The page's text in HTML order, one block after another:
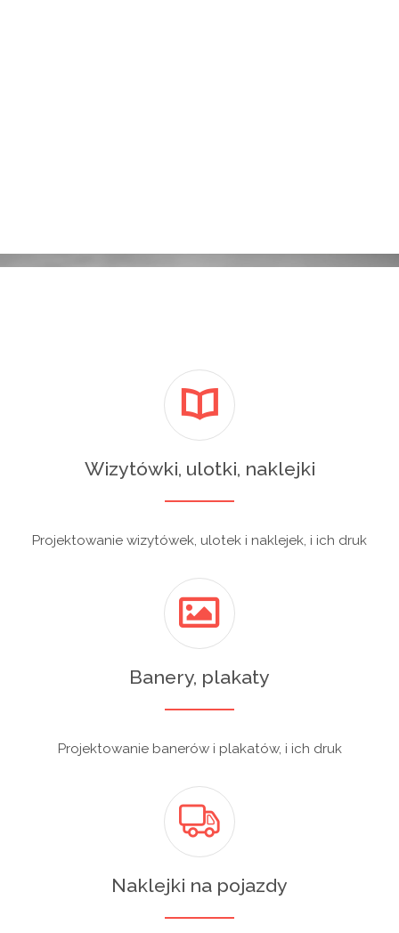
Wizytówki, ulotki, naklejki
Projektowanie wizytówek, ulotek i naklejek, i ich druk
Banery, plakaty
Projektowanie banerów i plakatów, i ich druk
Naklejki na pojazdy